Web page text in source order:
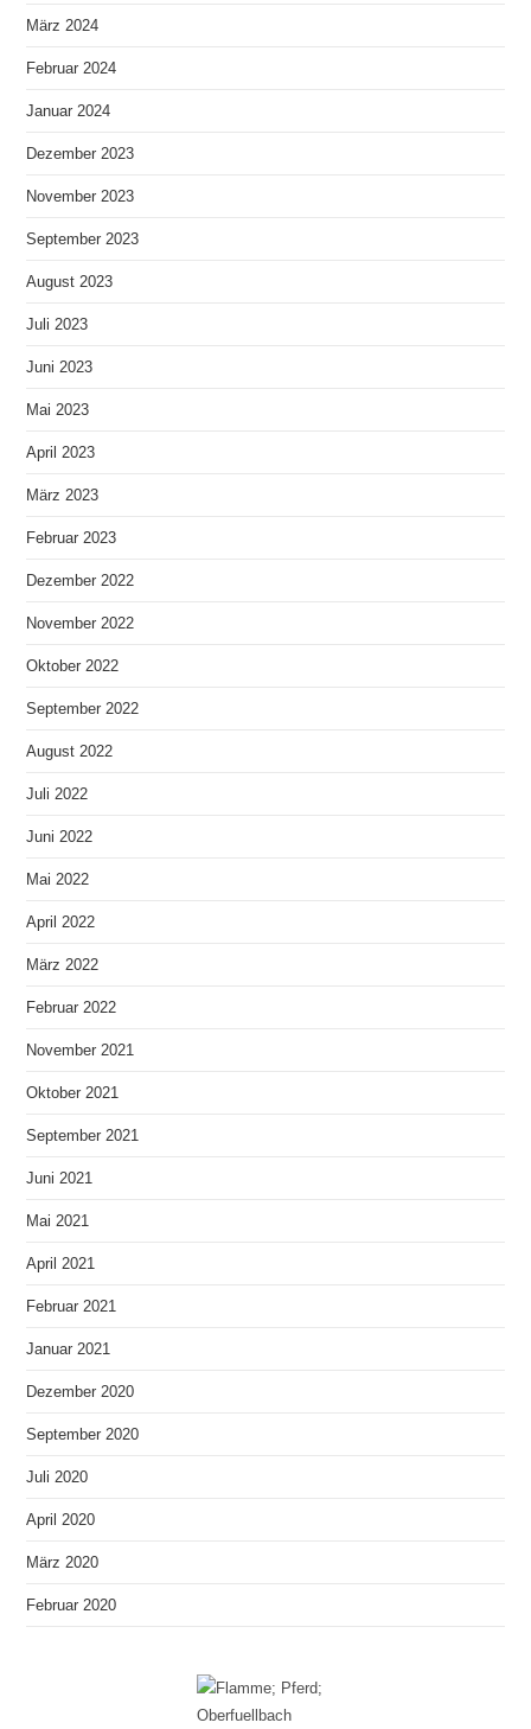
März 2024
Februar 2024
Januar 2024
Dezember 2023
November 2023
September 2023
August 2023
Juli 2023
Juni 2023
Mai 2023
April 2023
März 2023
Februar 2023
Dezember 2022
November 2022
Oktober 2022
September 2022
August 2022
Juli 2022
Juni 2022
Mai 2022
April 2022
März 2022
Februar 2022
November 2021
Oktober 2021
September 2021
Juni 2021
Mai 2021
April 2021
Februar 2021
Januar 2021
Dezember 2020
September 2020
Juli 2020
April 2020
März 2020
Februar 2020